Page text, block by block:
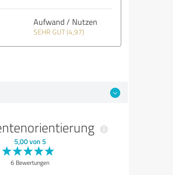
Aufwand / Nutzen
SEHR GUT (4,97)
5,00 von 5
6 Bewertungen